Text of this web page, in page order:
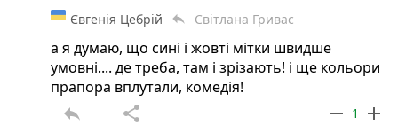
Євгенія Цебрій reply Світлана Гривас
а я думаю, що сині і жовті мітки швидше
умовні.... де треба, там і зрізають! і ще кольори
прапора вплутали, комедія!
reply share remove 1 add